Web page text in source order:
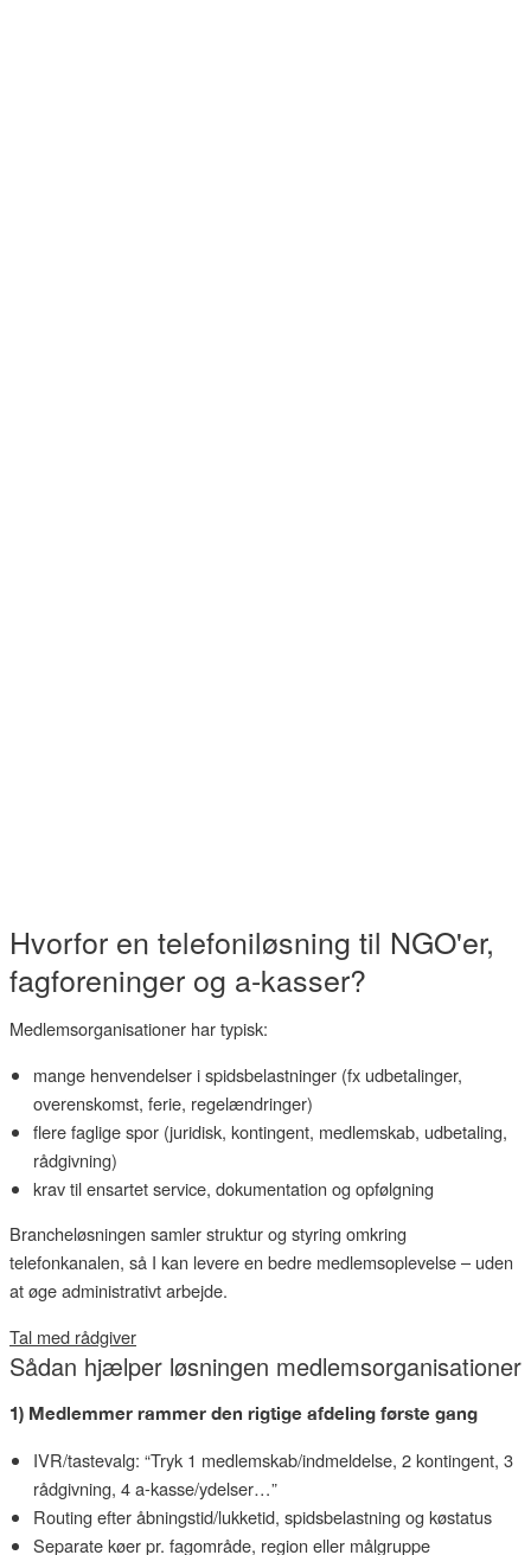
Hvorfor en telefoniløsning til NGO'er,
fagforeninger og a-kasser?
Medlemsorganisationer har typisk:
mange henvendelser i spidsbelastninger (fx udbetalinger,
overenskomst, ferie, regelændringer)
flere faglige spor (juridisk, kontingent, medlemskab, udbetaling,
rådgivning)
krav til ensartet service, dokumentation og opfølgning
Brancheløsningen samler struktur og styring omkring
telefonkanalen, så I kan levere en bedre medlemsoplevelse – uden
at øge administrativt arbejde.
Tal med rådgiver
Sådan hjælper løsningen medlemsorganisationer
1) Medlemmer rammer den rigtige afdeling første gang
IVR/tastevalg: “Tryk 1 medlemskab/indmeldelse, 2 kontingent, 3
rådgivning, 4 a-kasse/ydelser…”
Routing efter åbningstid/lukketid, spidsbelastning og køstatus
Separate køer pr. fagområde, region eller målgruppe